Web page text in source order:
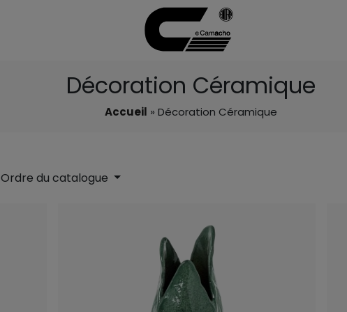
Décoration Céramique
Accueil » Décoration Céramique
Ordre du catalogue